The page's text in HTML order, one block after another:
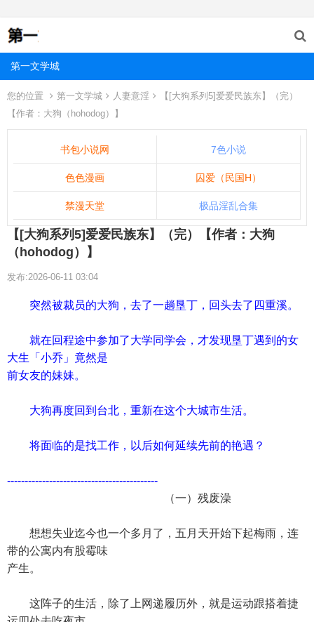
第一文学城
您的位置 第一文学城 人妻意淫
【[大狗系列5]爱爱民族东】（完）
【作者：大狗（hohodog）】
书包小说网 7色小说
色色漫画 囚爱（民国H）
禁漫天堂 极品淫乱合集
【[大狗系列5]爱爱民族东】（完）【作者：大狗
（hohodog）】
发布:2026-06-11 03:04
突然被裁员的大狗，去了一趟垦丁，回头去了四重溪。
就在回程途中参加了大学同学会，才发现垦丁遇到的女
大生「小乔」竟然是
前女友的妹妹。
大狗再度回到台北，重新在这个大城市生活。
将面临的是找工作，以后如何延续先前的艳遇？
-------------------------------------------
（一）残废澡
想想失业迄今也一个多月了，五月天开始下起梅雨，连
带的公寓内有股霉味
产生。
这阵子的生活，除了上网递履历外，就是运动跟搭着捷